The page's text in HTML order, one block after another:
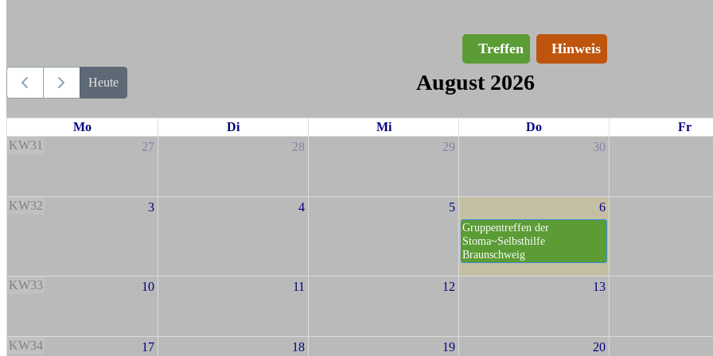
Treffen Hinweis
Heute August 2026
Mo Di Mi Do
Fr
KW31
27 28 29 30
KW32 3 4 5 6
Gruppentreffen der
Stoma~Selbsthilfe
Braunschweig
KW33 10 11 12 13
KW34 17 18 19 20